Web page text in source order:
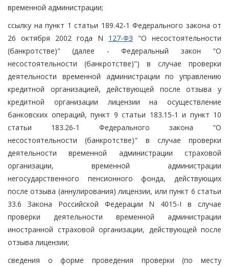
временной администрации;
ссылку на пункт 1 статьи 189.42-1 Федерального закона от
26 октября 2002 года N 127-ФЗ "О несостоятельности
(банкротстве)" (далее - Федеральный закон "О
несостоятельности (банкротстве)") в случае проверки
деятельности временной администрации по управлению
кредитной организацией, действующей после отзыва у
кредитной организации лицензии на осуществление
банковских операций, пункт 9 статьи 183.15-1 и пункт 10
статьи 183.26-1 Федерального закона "О
несостоятельности (банкротстве)" в случае проверки
деятельности временной администрации страховой
организации, временной администрации
негосударственного пенсионного фонда, действующих
после отзыва (аннулирования) лицензии, или пункт 6 статьи
33.6 Закона Российской Федерации N 4015-I в случае
проверки деятельности временной администрации
иностранной страховой организации, действующей после
отзыва лицензии;
сведения о форме проведения проверки (по месту